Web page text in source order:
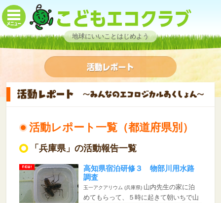
地球にいいことはじめよう
活動レポート一覧（都道府県別）
「兵庫県」の活動報告一覧
高知県宿泊研修３ 物部川用水路
調査
玉一アクアリウム (兵庫県) 山内先生の家に泊
めてもらって、５時に起きて朝いちで山